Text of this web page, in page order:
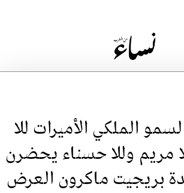
الملكي الأميرات للا
مريم وللا حسناء يحضرن
بريجيت ماكرون العرض